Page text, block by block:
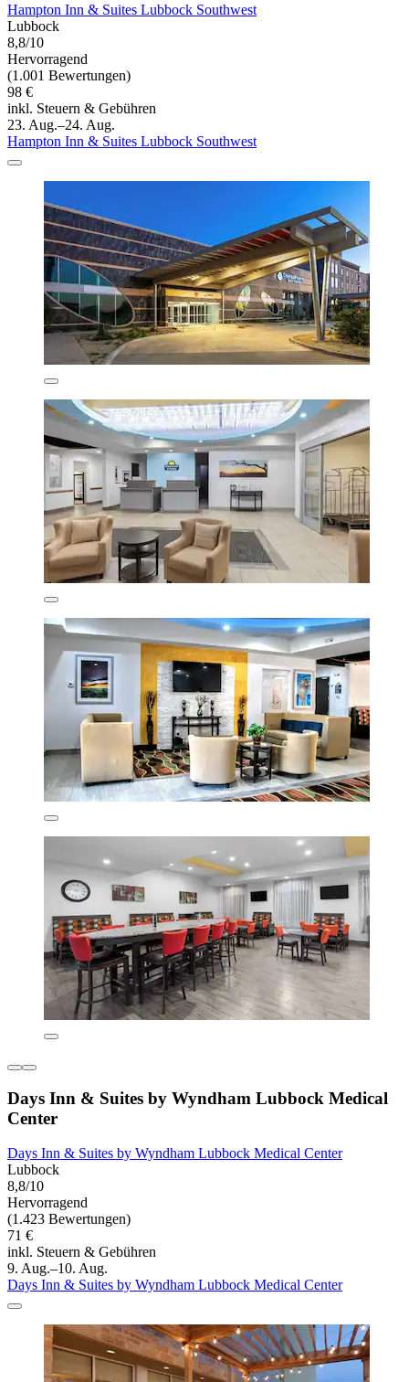
Hampton Inn & Suites Lubbock Southwest
Lubbock
8,8/10
Hervorragend
(1.001 Bewertungen)
98 €
inkl. Steuern & Gebühren
23. Aug.–24. Aug.
Hampton Inn & Suites Lubbock Southwest
Days Inn & Suites by Wyndham Lubbock Medical
Center
Days Inn & Suites by Wyndham Lubbock Medical Center
Lubbock
8,8/10
Hervorragend
(1.423 Bewertungen)
71 €
inkl. Steuern & Gebühren
9. Aug.–10. Aug.
Days Inn & Suites by Wyndham Lubbock Medical Center